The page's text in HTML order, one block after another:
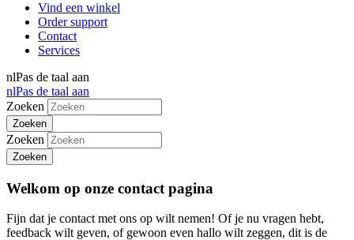
Vind een winkel
Order support
Contact
Services
nlPas de taal aan
nlPas de taal aan
Zoeken
Zoeken
Welkom op onze contact pagina
Fijn dat je contact met ons op wilt nemen! Of je nu vragen hebt,
feedback wilt geven, of gewoon even hallo wilt zeggen, dit is de